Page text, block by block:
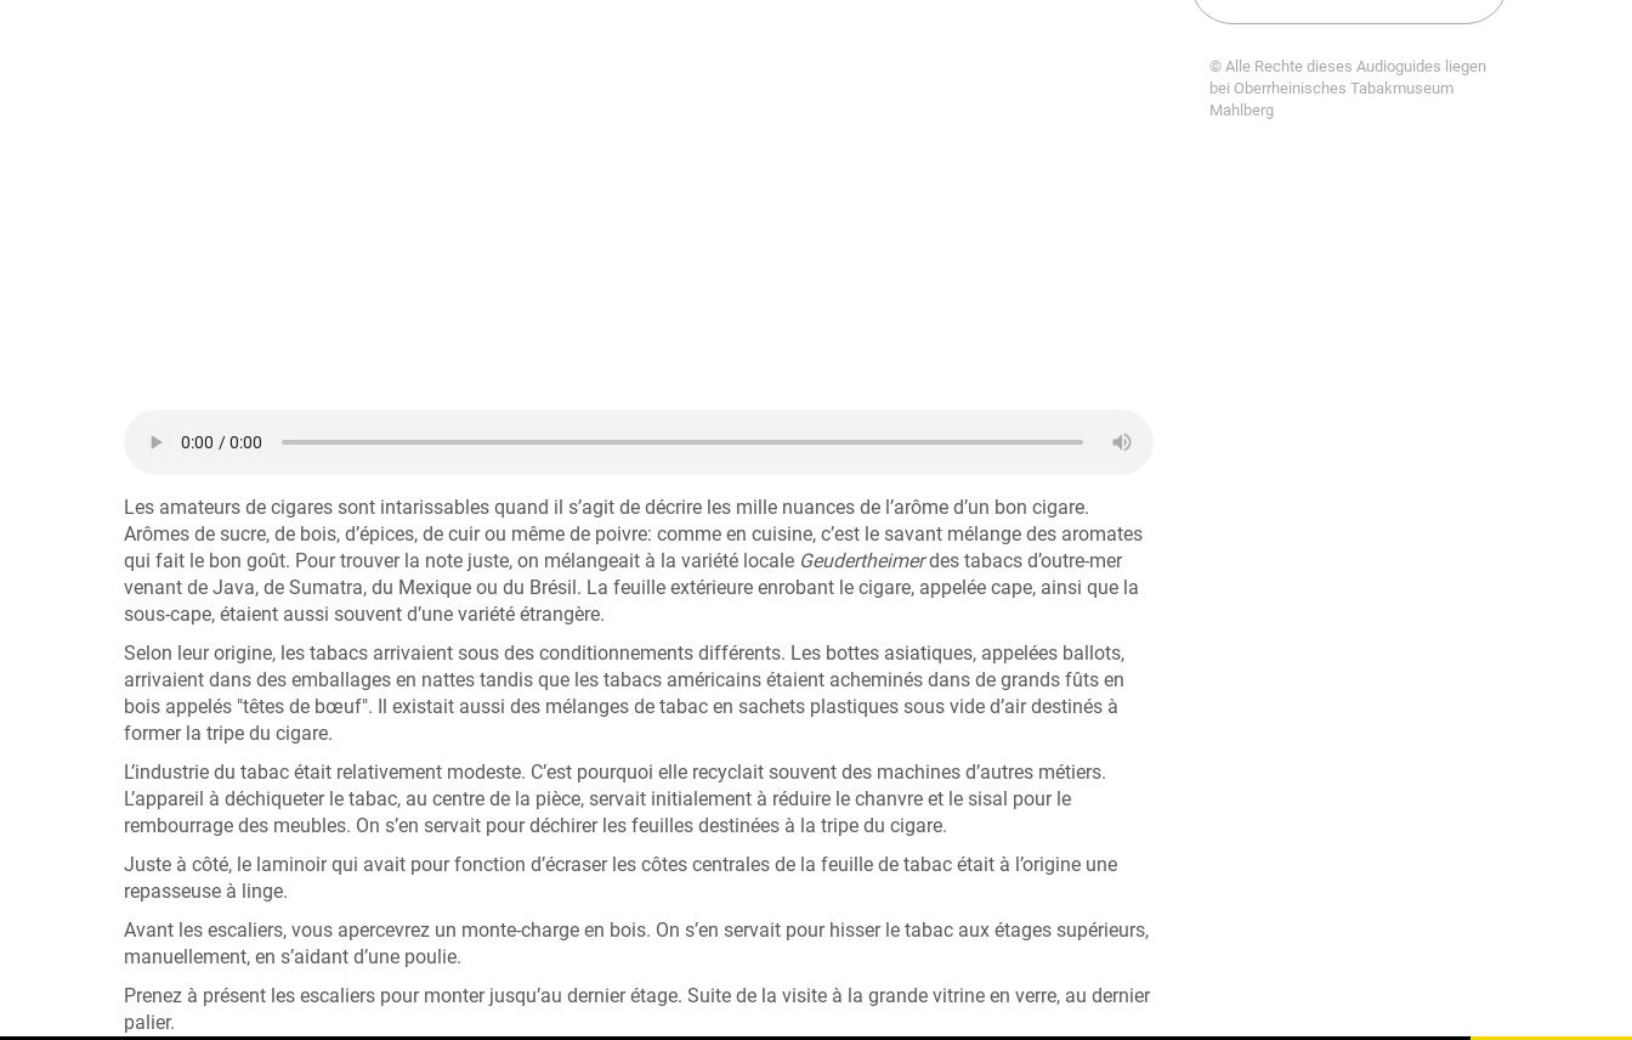
Les amateurs de cigares sont intarissables quand il s’agit de décrire les mille nuances de l’arôme d’un bon cigare.
Arômes de sucre, de bois, d’épices, de cuir ou même de poivre: comme en cuisine, c’est le savant mélange des aromates
qui fait le bon goût. Pour trouver la note juste, on mélangeait à la variété locale Geudertheimerdes tabacs d’outre-mer
venant de Java, de Sumatra, du Mexique ou du Brésil. La feuille extérieure enrobant le cigare, appelée cape, ainsi que la
sous-cape, étaient aussi souvent d’une variété étrangère.
Selon leur origine, les tabacs arrivaient sous des conditionnements différents. Les bottes asiatiques, appelées ballots,
arrivaient dans des emballages en nattes tandis que les tabacs américains étaient acheminés dans de grands fûts en
bois appelés "têtes de bœuf". Il existait aussi des mélanges de tabac en sachets plastiques sous vide d’air destinés à
former la tripe du cigare.
L’industrie du tabac était relativement modeste. C’est pourquoi elle recyclait souvent des machines d’autres métiers.
L’appareil à déchiqueter le tabac, au centre de la pièce, servait initialement à réduire le chanvre et le sisal pour le
rembourrage des meubles. On s’en servait pour déchirer les feuilles destinées à la tripe du cigare.
Juste à côté, le laminoir qui avait pour fonction d’écraser les côtes centrales de la feuille de tabac était à l’origine une
repasseuse à linge.
Avant les escaliers, vous apercevrez un monte-charge en bois. On s’en servait pour hisser le tabac aux étages supérieurs,
manuellement, en s’aidant d’une poulie.
Prenez à présent les escaliers pour monter jusqu’au dernier étage. Suite de la visite à la grande vitrine en verre, au dernier
palier.
© Alle Rechte dieses Audioguides liegen
bei Oberrheinisches Tabakmuseum
Mahlberg